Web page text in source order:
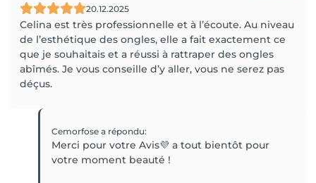
20.12.2025
Celina est très professionnelle et à l’écoute. Au niveau
de l’esthétique des ongles, elle a fait exactement ce
que je souhaitais et a réussi à rattraper des ongles
abîmés. Je vous conseille d’y aller, vous ne serez pas
déçus.
Cemorfosea répondu:
Merci pour votre Avis💜 a tout bientôt pour
votre moment beauté !